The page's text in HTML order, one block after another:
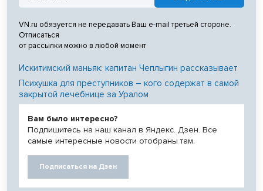
VN.ru обязуется не передавать Ваш e-mail третьей стороне.
Отписаться
от рассылки можно в любой момент
Искитимский маньяк: капитан Чеплыгин рассказывает
Психушка для преступников – кого содержат в самой
закрытой лечебнице за Уралом
Вам было интересно?
Подпишитесь на наш канал в Яндекс. Дзен. Все
самые интересные новости отобраны там.
Подписаться на Дзен